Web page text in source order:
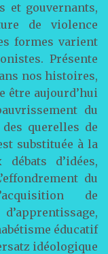
et gouvernants,
de violence
formes varient
Présente
nos histoires,
être aujourd’hui
du
querelles de
substituée à la
d’idées,
du
de
éducatif
idéologique